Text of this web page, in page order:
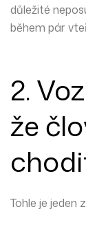
důležité
během pár
2.
že
Tohle je jeden